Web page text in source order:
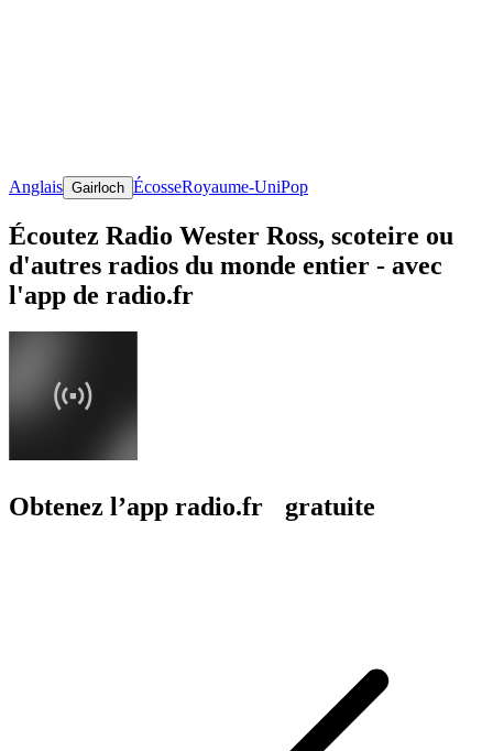
Anglais Gairloch ÉcosseRoyaume-UniPop
Écoutez Radio Wester Ross, scoteire ou
d'autres radios du monde entier - avec
l'app de radio.fr
Obtenez l’app radio.fr gratuite